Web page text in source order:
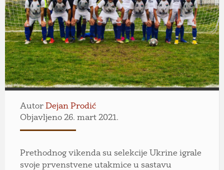
Autor Dejan Prodić
Objavljeno 26. mart 2021.
Prethodnog vikenda su selekcije Ukrine igrale
svoje prvenstvene utakmice u sastavu